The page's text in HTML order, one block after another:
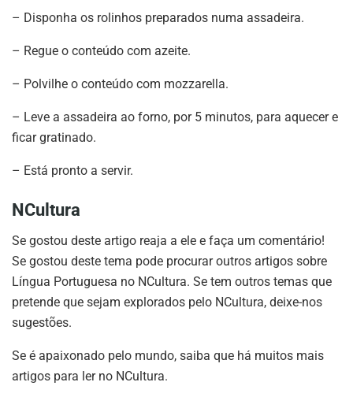
– Disponha os rolinhos preparados numa assadeira.
– Regue o conteúdo com azeite.
– Polvilhe o conteúdo com mozzarella.
– Leve a assadeira ao forno, por 5 minutos, para aquecer e
ficar gratinado.
– Está pronto a servir.
NCultura
Se gostou deste artigo reaja a ele e faça um comentário!
Se gostou deste tema pode procurar outros artigos sobre
Língua Portuguesa no NCultura. Se tem outros temas que
pretende que sejam explorados pelo NCultura, deixe-nos
sugestões.
Se é apaixonado pelo mundo, saiba que há muitos mais
artigos para ler no NCultura.